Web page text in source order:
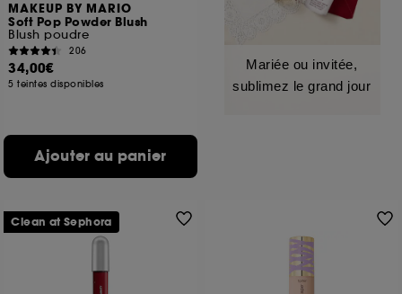
MAKEUP BY MARIO
Soft Pop Powder Blush
Blush poudre
206
34,00€
5 teintes disponibles
Ajouter au panier
Mariée ou invitée,
sublimez le grand jour
Clean at Sephora